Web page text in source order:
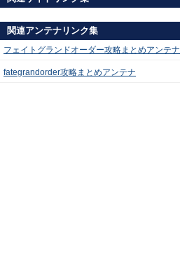
関連アンテナリンク集
フェイトグランドオーダー攻略まとめアンテナ
fategrandorder攻略まとめアンテナ